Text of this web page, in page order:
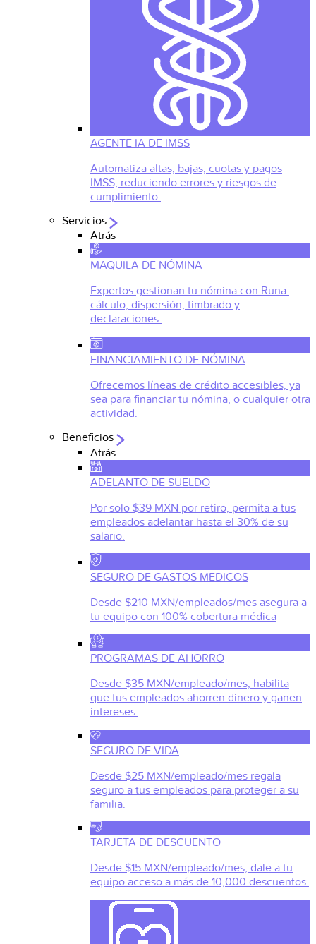
AGENTE IA DE IMSS
Automatiza altas, bajas, cuotas y pagos
IMSS, reduciendo errores y riesgos de
cumplimiento.
Servicios
Atrás
MAQUILA DE NÓMINA
Expertos gestionan tu nómina con Runa:
cálculo, dispersión, timbrado y
declaraciones.
FINANCIAMIENTO DE NÓMINA
Ofrecemos líneas de crédito accesibles, ya
sea para financiar tu nómina, o cualquier otra
actividad.
Beneficios
Atrás
ADELANTO DE SUELDO
Por solo $39 MXN por retiro, permita a tus
empleados adelantar hasta el 30% de su
salario.
SEGURO DE GASTOS MEDICOS
Desde $210 MXN/empleados/mes asegura a
tu equipo con 100% cobertura médica
PROGRAMAS DE AHORRO
Desde $35 MXN/empleado/mes, habilita
que tus empleados ahorren dinero y ganen
intereses.
SEGURO DE VIDA
Desde $25 MXN/empleado/mes regala
seguro a tus empleados para proteger a su
familia.
TARJETA DE DESCUENTO
Desde $15 MXN/empleado/mes, dale a tu
equipo acceso a más de 10,000 descuentos.